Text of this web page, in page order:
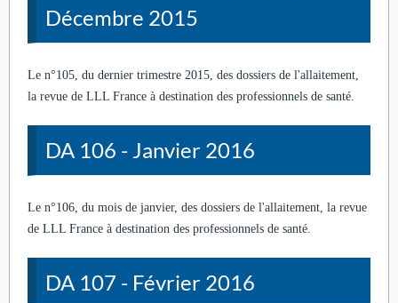
Décembre 2015
Le n°105, du dernier trimestre 2015, des dossiers de l'allaitement,
la revue de LLL France à destination des professionnels de santé.
DA 106 - Janvier 2016
Le n°106, du mois de janvier, des dossiers de l'allaitement, la revue
de LLL France à destination des professionnels de santé.
DA 107 - Février 2016